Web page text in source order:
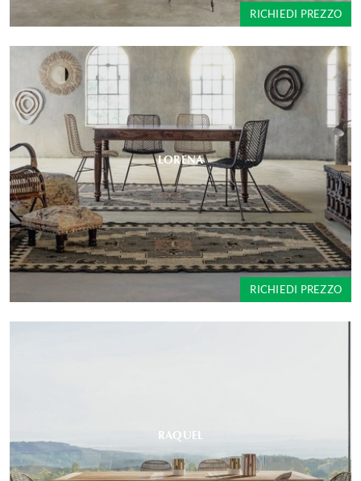
RICHIEDI PREZZO
LORENA
RICHIEDI PREZZO
RAQUEL